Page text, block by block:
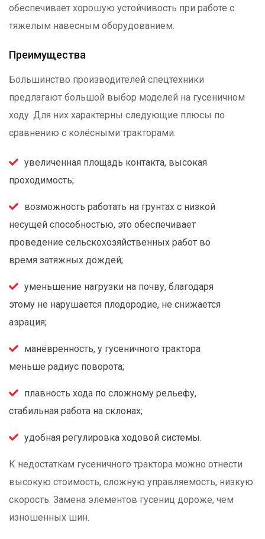
обеспечивает хорошую устойчивость при работе с
тяжелым навесным оборудованием.
Преимущества
Большинство производителей спецтехники
предлагают большой выбор моделей на гусеничном
ходу. Для них характерны следующие плюсы по
сравнению с колёсными тракторами:
увеличенная площадь контакта, высокая
проходимость;
возможность работать на грунтах с низкой
несущей способностью, это обеспечивает
проведение сельскохозяйственных работ во
время затяжных дождей;
уменьшение нагрузки на почву, благодаря
этому не нарушается плодородие, не снижается
аэрация;
манёвренность, у гусеничного трактора
меньше радиус поворота;
плавность хода по сложному рельефу,
стабильная работа на склонах;
удобная регулировка ходовой системы.
К недостаткам гусеничного трактора можно отнести
высокую стоимость, сложную управляемость, низкую
скорость. Замена элементов гусениц дороже, чем
изношенных шин.